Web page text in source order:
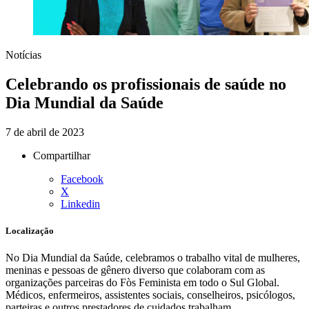
Notícias
Celebrando os profissionais de saúde no
Dia Mundial da Saúde
7 de abril de 2023
Compartilhar
Facebook
X
Linkedin
Localização
No Dia Mundial da Saúde, celebramos o trabalho vital de mulheres,
meninas e pessoas de gênero diverso que colaboram com as
organizações parceiras do Fòs Feminista em todo o Sul Global.
Médicos, enfermeiros, assistentes sociais, conselheiros, psicólogos,